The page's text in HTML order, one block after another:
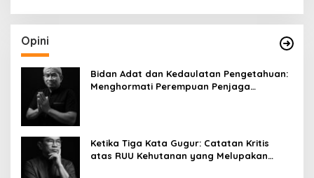
Opini
Bidan Adat dan Kedaulatan Pengetahuan:
Menghormati Perempuan Penjaga
Ketika Tiga Kata Gugur: Catatan Kritis
atas RUU Kehutanan yang Melupakan